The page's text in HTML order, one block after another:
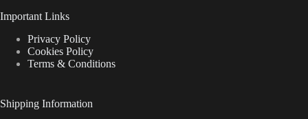
Important Links
Privacy Policy
Cookies Policy
Terms & Conditions
Shipping Information